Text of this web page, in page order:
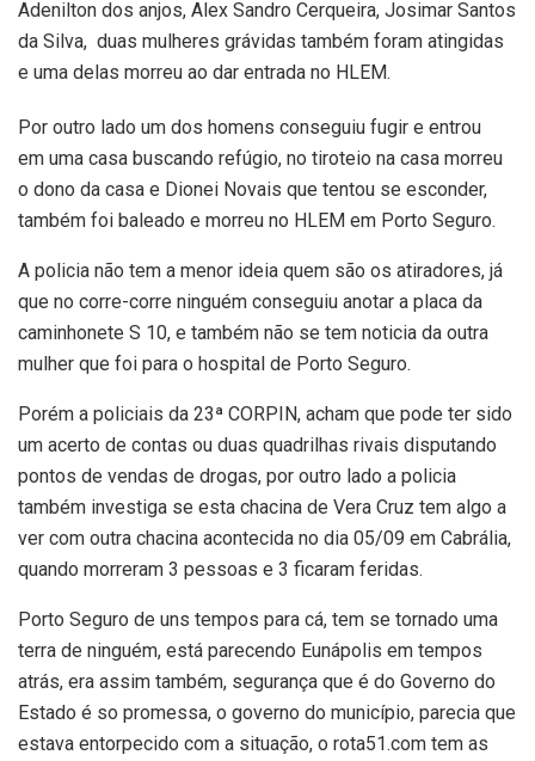
Adenilton dos anjos, Alex Sandro Cerqueira, Josimar Santos
da Silva, duas mulheres grávidas também foram atingidas
e uma delas morreu ao dar entrada no HLEM.
Por outro lado um dos homens conseguiu fugir e entrou
em uma casa buscando refúgio, no tiroteio na casa morreu
o dono da casa e Dionei Novais que tentou se esconder,
também foi baleado e morreu no HLEM em Porto Seguro.
A policia não tem a menor ideia quem são os atiradores, já
que no corre-corre ninguém conseguiu anotar a placa da
caminhonete S 10, e também não se tem noticia da outra
mulher que foi para o hospital de Porto Seguro.
Porém a policiais da 23ª CORPIN, acham que pode ter sido
um acerto de contas ou duas quadrilhas rivais disputando
pontos de vendas de drogas, por outro lado a policia
também investiga se esta chacina de Vera Cruz tem algo a
ver com outra chacina acontecida no dia 05/09 em Cabrália,
quando morreram 3 pessoas e 3 ficaram feridas.
Porto Seguro de uns tempos para cá, tem se tornado uma
terra de ninguém, está parecendo Eunápolis em tempos
atrás, era assim também, segurança que é do Governo do
Estado é so promessa, o governo do município, parecia que
estava entorpecido com a situação, o rota51.com tem as